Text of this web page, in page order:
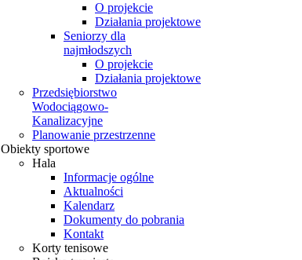
O projekcie
Działania projektowe
Seniorzy dla
najmłodszych
O projekcie
Działania projektowe
Przedsiębiorstwo
Wodociągowo-
Kanalizacyjne
Planowanie przestrzenne
Obiekty sportowe
Hala
Informacje ogólne
Aktualności
Kalendarz
Dokumenty do pobrania
Kontakt
Korty tenisowe